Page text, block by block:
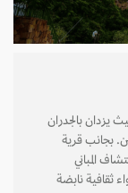
بالجدران
بجانب قرية
المباني
ثقافية نابضة